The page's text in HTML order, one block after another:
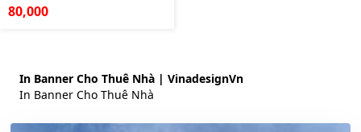
80,000
In Banner Cho Thuê Nhà | VinadesignVn
In Banner Cho Thuê Nhà